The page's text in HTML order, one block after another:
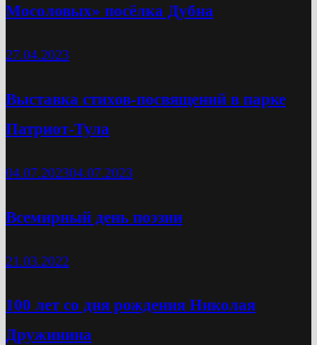
Мосоловых» посёлка Дубна
27.04.2023
Выставка стихов-посвящений в парке
Патриот-Тула
04.07.202304.07.2023
Всемирный день поэзии
21.03.2022
100 лет со дня рождения Николая
Дружинина